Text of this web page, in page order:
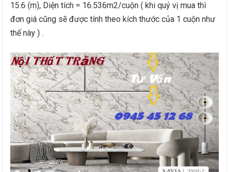
15.6 (m), Diện tích = 16.536m2/cuộn ( khi quý vị mua thì
đơn giá cũng sẽ được tính theo kích thước của 1 cuộn như
thế này ) .